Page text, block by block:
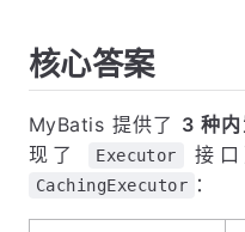
核心答案
MyBatis 提供了 3 种
现了
Executor 接
CachingExecutor ：